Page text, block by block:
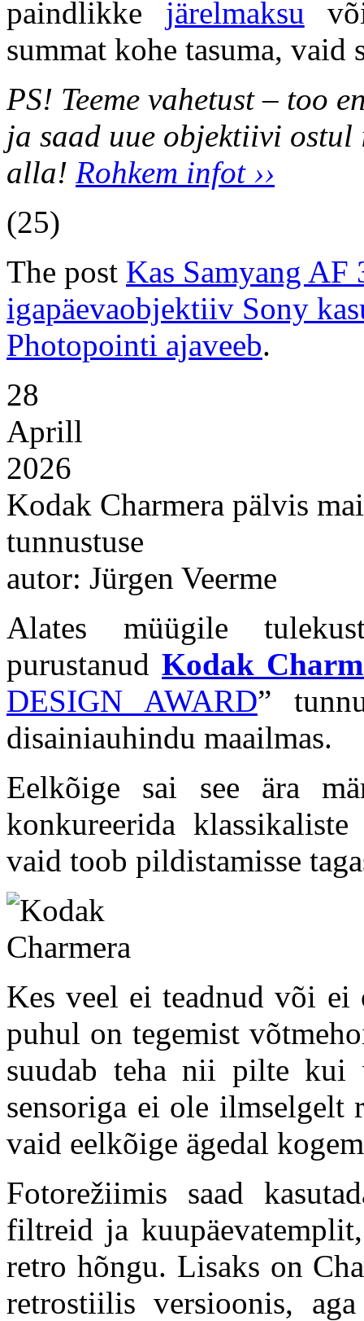
paindlikke järelmaksu
summat kohe tasuma, vaid
PS! Teeme vahetust – too
ja saad uue objektiivi ostul
alla! Rohkem infot ››
(25)
The post Kas Samyang AF
igapäevaobjektiiv Sony
Photopointi ajaveeb.
28
Aprill
2026
Kodak Charmera pälvis
tunnustuse
autor: Jürgen Veerme
Alates müügile
purustanudKodak
DESIGN AWARD”
disainiauhindu maailmas.
Eelkõige sai see ära
konkureerida
vaid toob pildistamisse
Kes veel ei teadnud või ei
puhul on tegemist
suudab teha nii pilte
sensoriga ei ole ilmselgelt
vaid eelkõige ägedal
Fotorežiimis saad
filtreid ja
retro hõngu. Lisaks on
retrostiilis versioonis,